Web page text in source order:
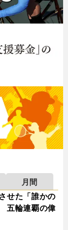
月間
せた「誰かの
五輪連覇の偉